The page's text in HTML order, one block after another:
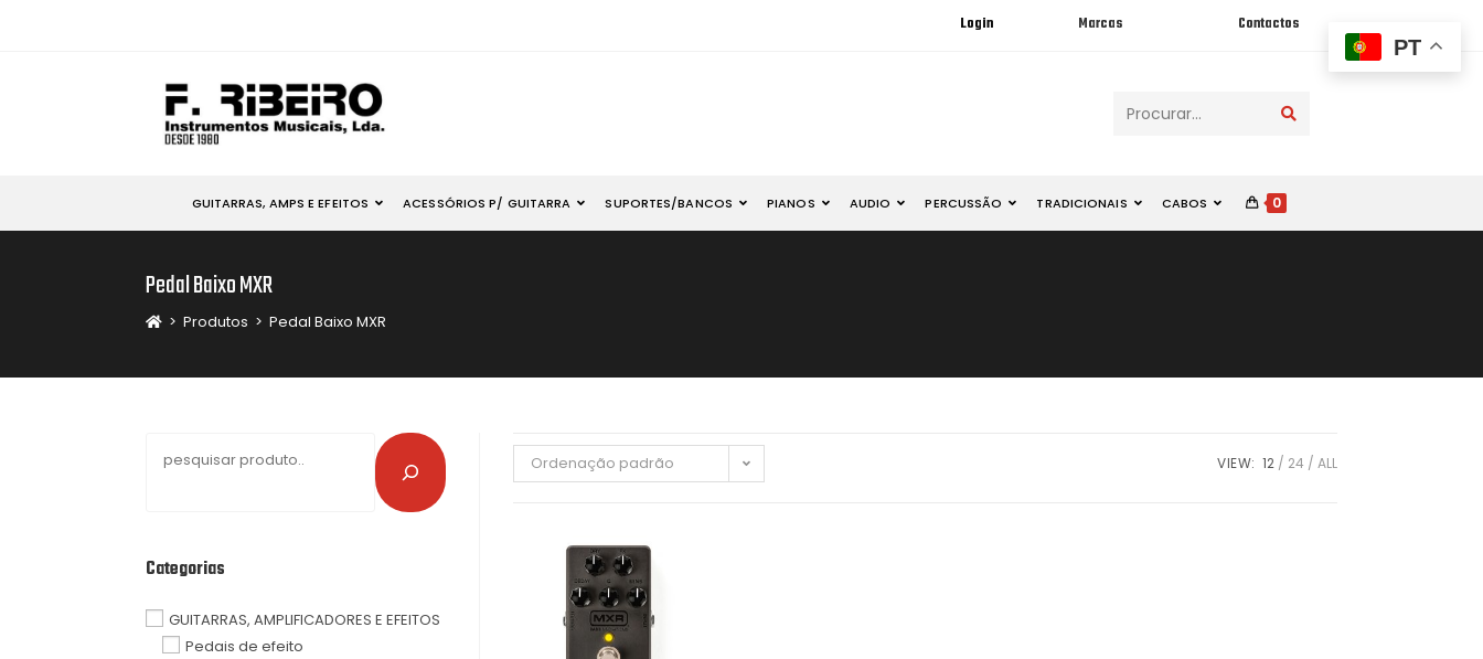
Login Marcas Contactos
Procurar...
GUITARRAS, AMPS E EFEITOS ACESSÓRIOS P/ GUITARRA SUPORTES/BANCOS PIANOS AUDIO PERCUSSÃO TRADICIONAIS CABOS 0
Pedal Baixo MXR
> Produtos > Pedal Baixo MXR
Ordenação padrão VIEW: 12 24 ALL
Categorias
GUITARRAS, AMPLIFICADORES E EFEITOS
Pedais de efeito
PT